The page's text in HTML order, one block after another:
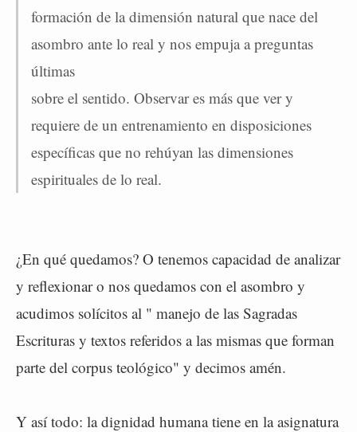
formación de la dimensión natural que nace del
asombro ante lo real y nos empuja a preguntas
últimas
sobre el sentido. Observar es más que ver y
requiere de un entrenamiento en disposiciones
específicas que no rehúyan las dimensiones
espirituales de lo real.
¿En qué quedamos? O tenemos capacidad de analizar
y reflexionar o nos quedamos con el asombro y
acudimos solícitos al " manejo de las Sagradas
Escrituras y textos referidos a las mismas que forman
parte del corpus teológico" y decimos amén.
Y así todo: la dignidad humana tiene en la asignatura